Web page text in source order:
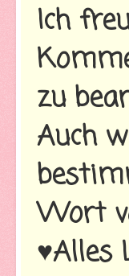
Ich
zu
Auch
Wort
♥Alles